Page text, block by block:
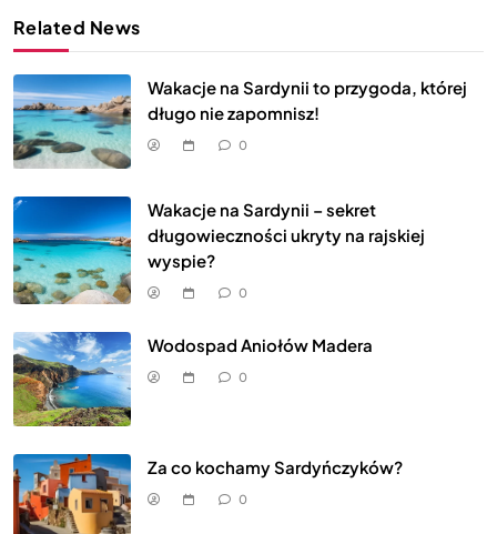
Related News
Wakacje na Sardynii to przygoda, której
długo nie zapomnisz!
0
Wakacje na Sardynii – sekret
długowieczności ukryty na rajskiej
wyspie?
0
Wodospad Aniołów Madera
0
Za co kochamy Sardyńczyków?
0